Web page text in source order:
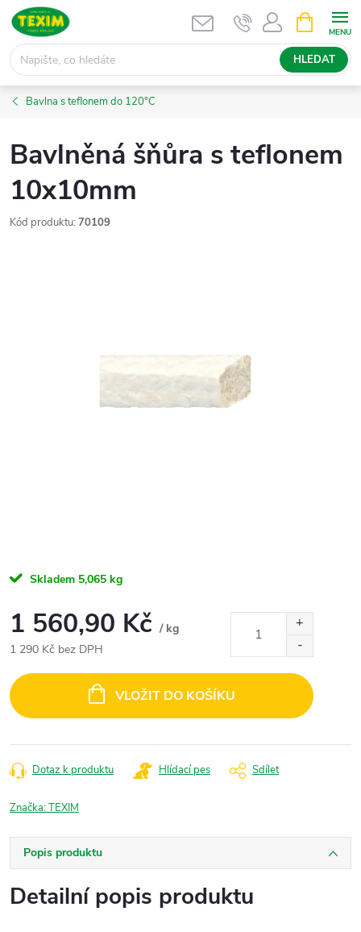
Přejít
obsah
HLEDAT
NÁKUPNÍ
KOŠÍK
Bavlna s teflonem do 120°C
Bavlněná šňůra s teflonem
10x10mm
Kód produktu: 70109
Skladem 5,065 kg
1 560,90 Kč / kg
1 290 Kč bez DPH
cena:
VLOŽIT DO KOŠÍKU
Dotaz k produktu Hlídací pes Sdílet
Značka:TEXIM
Popis produktu
Detailní popis produktu